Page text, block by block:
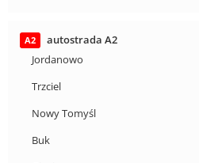
A2
autostrada A2
Jordanowo
Trzciel
Nowy Tomyśl
Buk